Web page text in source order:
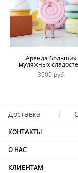
Аренда больших
муляжных
3000 руб
Доставка
КОНТАКТЫ
О НАС
КЛИЕНТАМ